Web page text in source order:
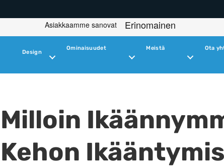
Design
Ominaisuudet Meistä Ota
Milloin
Kehon